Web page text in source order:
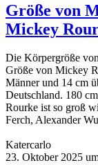
Größe von
Mickey
Die Körpergröße
Größe von Mickey
Männer und 14 cm
Deutschland. 180
Rourke ist so groß
Ferch, Alexander
Katercarlo
23. Oktober 2025